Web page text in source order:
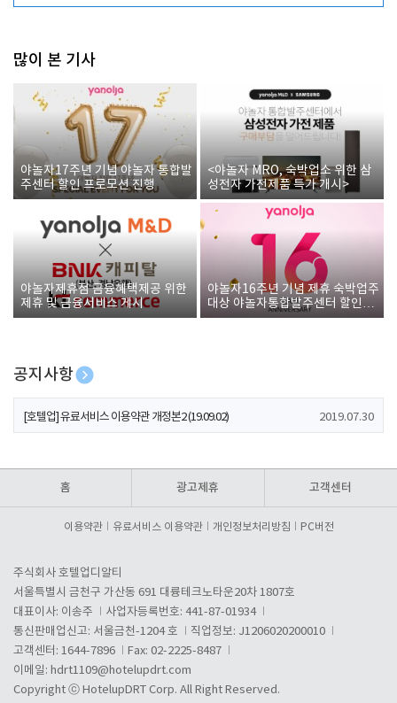
많이 본 기사
야놀자17주년 기념 야놀자 통합발
주센터 할인 프로모션 진행
<야놀자 MRO, 숙박업소 위한 삼
성전자 가전제품 특가 개시>
야놀자제휴점 금융혜택제공 위한
제휴 및 금융서비스 게시
야놀자16주년 기념 제휴 숙박업주
대상 야놀자통합발주센터 할인쿠
폰 증정
공지사항
[호텔업] 개인정보 처리방침 개정본1 (19.09.02)
[호텔업] 유료서비스 이용약관 개정본2 (19.09.02) 2019.07.30
홈 광고제휴 고객센터
이용약관 유료서비스 이용약관 개인정보처리방침 PC버전
주식회사 호텔업디알티
서울특별시 금천구 가산동 691 대륭테크노타운20차 1807호
대표이사: 이송주
사업자등록번호: 441-87-01934
통신판매업신고: 서울금천-1204 호
직업정보: J1206020200010
고객센터: 1644-7896
Fax: 02-2225-8487
이메일: hdrt1109@hotelupdrt.com
Copyright ⓒ HotelupDRT Corp. All Right Reserved.